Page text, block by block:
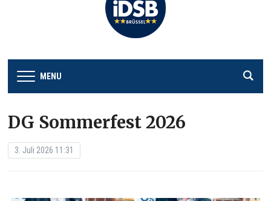
MENU
DG Sommerfest 2026
3. Juli 2026 11:31